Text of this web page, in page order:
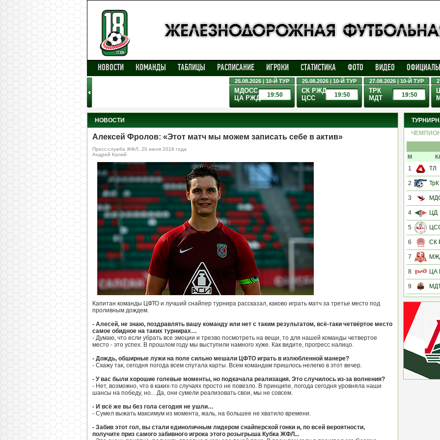
НОВОСТИ КОМАНДЫ ТАБЛИЦЫ РАСПИСАНИЕ ИГРОКИ СТАТИСТИКА ФОТО ВИДЕО
25.08.2026 | 10-Й ТУР
19:50
МДОСС
ЦА РЖД
25.08.2026 | 10-Й ТУР
19:50
СК РЖД
ЦСС
27.08.2026 | 10-Й ТУР
19:50
ТРК
МДТ
НОВОСТИ
Алексей Фролов: «Этот матч мы можем записать себе в актив»
Пресс-служба ЖФЛ, 20 июля 2018 года
Андрей Калий
Капитан команды ЦФТО и лучший снайпер турнира рассказал, каково играть матч за третье место под
проливным дождем.
- Алесей, не знаю, поздравлять вашу команду или нет с таким результатом, всё-таки четвёртое место
самое обидное на таких турнирах…
- Думаю, что если убрать все эмоции и трезво посмотреть на вещи, то для нашей команды четвертое
место - это успех. В прошлом году мы выступили намного хуже. Как видите, прогресс налицо.
- Дождь, обширные лужи на поле сильно мешали ЦФТО играть в излюбленной манере?
- Скажу так, сегодня погода всем спутала карты. Всем командам пришлось нелегко в этот вечер.
- У вас были хорошие голевые моменты, но подкачала реализация. Это случилось из-за волнения?
- Нет, возможно, что в каких-то случаях просто не повезло. В принципе, погода сегодня уровняла наши
шансы на победу, но... Да, они сумели реализовать свои, мы не совсем.
- И всё же вы без гола сегодня не ушли…
- Сумел выжать максимум из момента, жаль, на большее не хватило времени.
- Забив этот гол, вы стали единоличным лидером снайперской гонки и, по всей вероятности,
получите приз самого забивного игрока этого розыгрыша Кубка ЖФЛ...
М
1 ТЛ
2 ТрК
3
4 ЦД
5
6 СК
7
8 ЦА
9